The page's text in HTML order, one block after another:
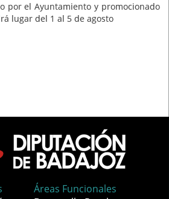
por el Ayuntamiento y promocionado
lugar del 1 al 5 de agosto
Áreas Funcionales